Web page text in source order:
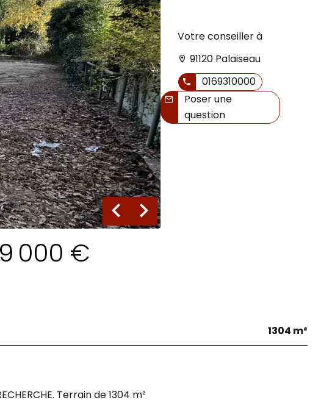
Votre conseiller à
91120 Palaiseau
0169310000
Poser une
question
000 €
1304 m²
Terrain de 1304 m²